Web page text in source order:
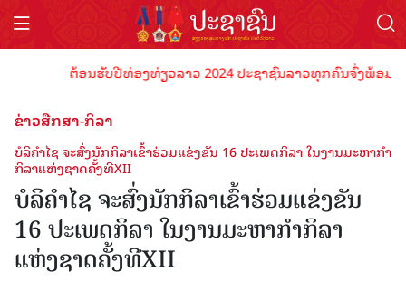
ຕ້ອນຮັບປີທ່ອງທ່ຽວລາວ 2024 ປະຊາຊົນລາວທຸກຄົນຈົ່ງພ້ອມເປັ
ຂ່າວສືກສາ-ກິລາ
ບໍລິຄຳໄຊ ຈະສົ່ງນັກກິລາເຂົ້າຮ່ວມແຂ່ງຂັນ 16 ປະເພດກິລາ ໃນງານມະຫາກຳ
ກິລາແຫ່ງຊາດຄັ້ງທີXII
ບໍລິຄຳໄຊ ຈະສົ່ງນັກກິລາເຂົ້າຮ່ວມແຂ່ງຂັນ
16 ປະເພດກິລາ ໃນງານມະຫາກຳກິລາ
ແຫ່ງຊາດຄັ້ງທີXII